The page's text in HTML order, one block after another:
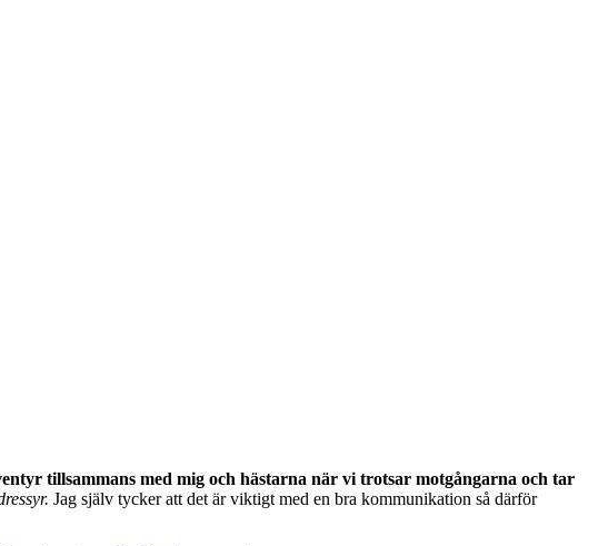
tillsammans med mig och hästarna när vi trotsar motgångarna och tar
Jag själv tycker att det är viktigt med en bra kommunikation så därför